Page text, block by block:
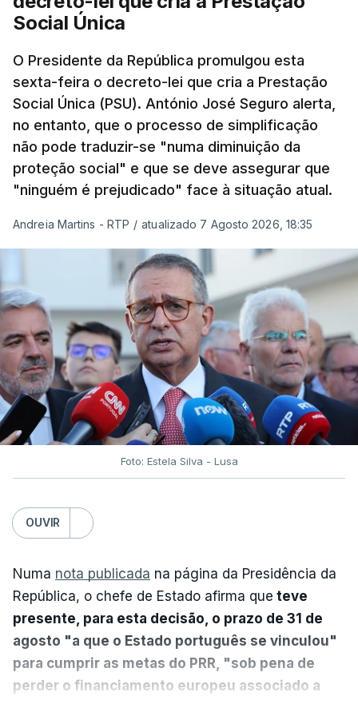
Social Única
O Presidente da República promulgou esta
sexta-feira o decreto-lei que cria a Prestação
Social Única (PSU). António José Seguro alerta,
no entanto, que o processo de simplificação
não pode traduzir-se "numa diminuição da
proteção social" e que se deve assegurar que
"ninguém é prejudicado" face à situação atual.
Andreia Martins - RTP / atualizado 7 Agosto 2026, 18:35
Foto: Estela Silva - Lusa
OUVIR
Numa nota publicada na página da Presidência da
República, o chefe de Estado afirma que teve
presente, para esta decisão, o prazo de 31 de
agosto "a que o Estado português se vinculou"
para cumprir as metas do PRR, "sob pena de
perder o financiamento europeu associado a